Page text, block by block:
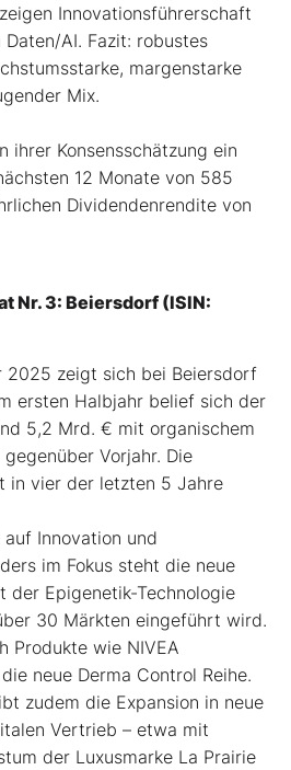
Innovationsführerschaft
AI. Fazit: robustes
margenstarke
Mix.
ihrer Konsensschätzung ein
12 Monate von 585
Dividendenrendite von
Nr. 3: Beiersdorf (ISIN:
2025 zeigt sich bei Beiersdorf
ersten Halbjahr belief sich der
5,2 Mrd. € mit organischem
Vorjahr. Die
in vier der letzten 5 Jahre
Innovation und
im Fokus steht die neue
der Epigenetik-Technologie
30 Märkten eingeführt wird.
Produkte wie NIVEA
neue Derma Control Reihe.
zudem die Expansion in neue
Vertrieb – etwa mit
der Luxusmarke La Prairie